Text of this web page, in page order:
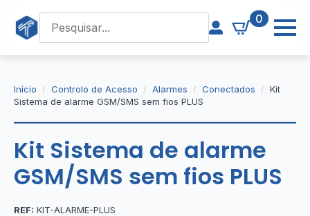
0
Início Controlo de Acesso Alarmes Conectados
Kit
Sistema de alarme GSM/SMS sem fios PLUS
Kit Sistema de alarme
GSM/SMS sem fios PLUS
REF: KIT-ALARME-PLUS